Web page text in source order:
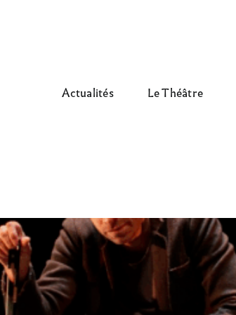
Actualités Le Théâtre